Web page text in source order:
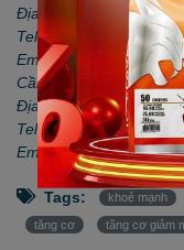
Địa chỉ: 183C Đội Cấn,
Tel: 0865.993.500 -
Email:
Cần Thơ
Địa chỉ: 131 Đường 3/2,
Tel: 0868.048.255 -
Email:
Tags: khoẻ mạnh
tăng cơ tăng cơ giảm